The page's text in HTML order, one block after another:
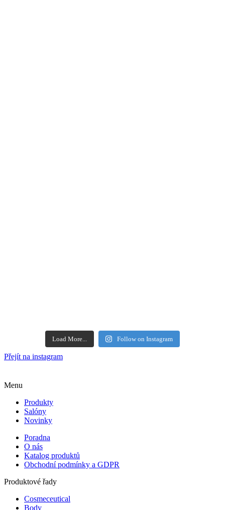
Load More... Follow on Instagram
Přejít na instagram
Menu
Produkty
Salóny
Novinky
Poradna
O nás
Katalog produktů
Obchodní podmínky a GDPR
Produktové řady
Cosmeceutical
Body